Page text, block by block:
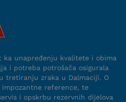
ka unapređenju kvalitete i obima
i potreba potrošača osigurala
tretiranju zraka u Dalmaciji. O
reference, te
i opskrbu rezervnih dijelova